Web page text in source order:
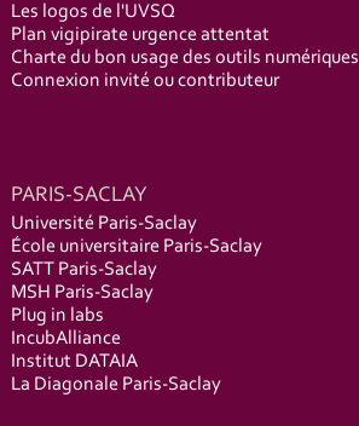
Les logos de l'UVSQ
Plan vigipirate urgence attentat
Charte du bon usage des outils numériques
Connexion invité ou contributeur
PARIS-SACLAY
Université Paris-Saclay
École universitaire Paris-Saclay
SATT Paris-Saclay
MSH Paris-Saclay
Plug in labs
IncubAlliance
Institut DATAIA
La Diagonale Paris-Saclay